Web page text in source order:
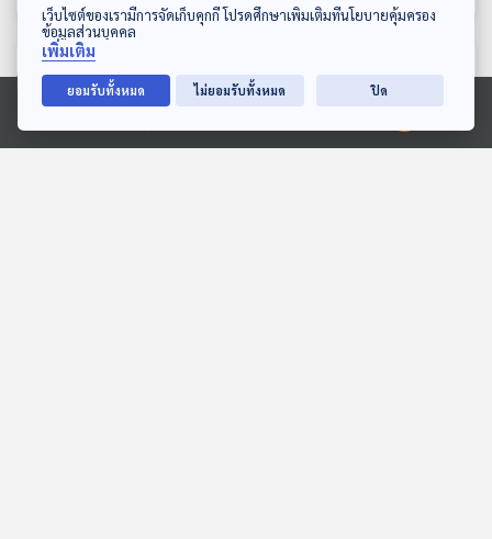
ดาวน์โหลด Thai PBS Podcast Application
Ⓒ 2020 องค์การกระจายเสียงและแพร่ภาพสาธารณะแห่งประเทศไทย
ตอนที่เกี่ยวข้อง
เว็บไซต์ของเรามีการจัดเก็บคุกกี้ โปรดศึกษาเพิ่มเติมที่นโยบายคุ้มครอง
ข้อมูลส่วนบุคคล
เพิ่มเติม
ยอมรับทั้งหมด ไม่ยอมรับทั้งหมด ปิด